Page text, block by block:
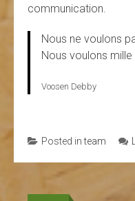
communication.
Nous ne voulons
Nous voulons
Voosen Debby
Posted inteam